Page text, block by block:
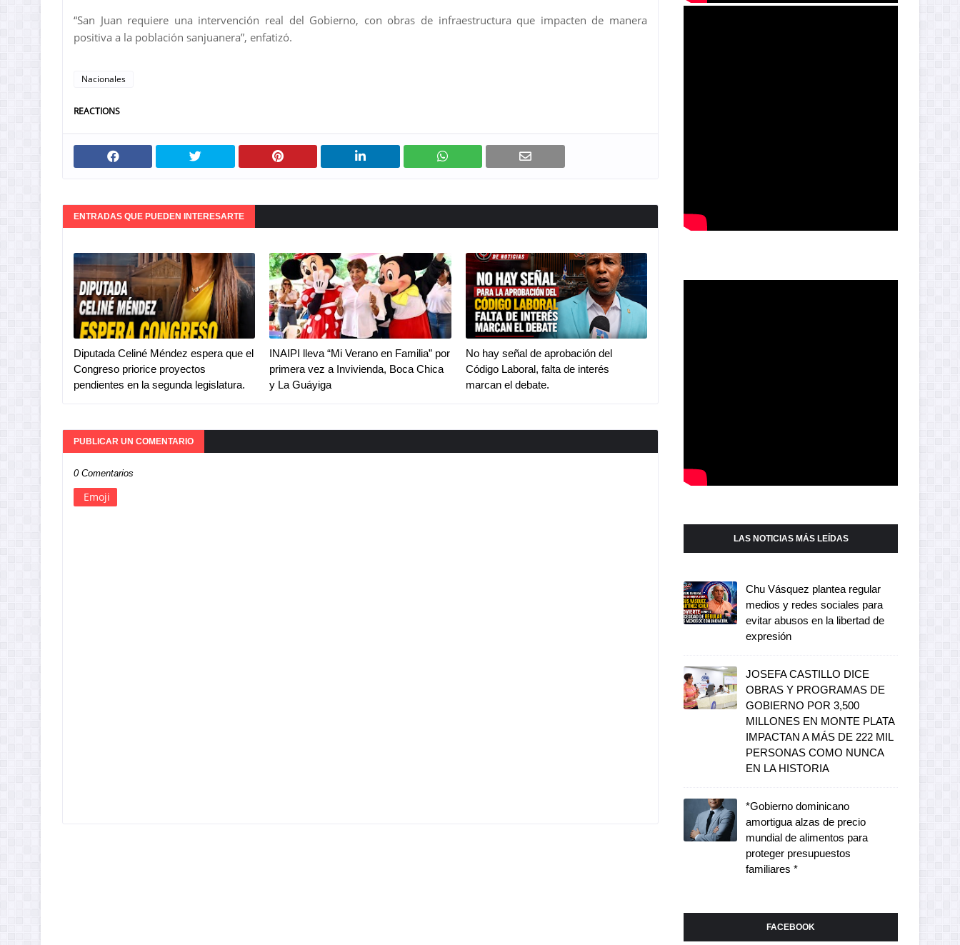
“San Juan requiere una intervención real del Gobierno, con obras de infraestructura que impacten de manera
positiva a la población sanjuanera”, enfatizó.
Nacionales
REACTIONS
ENTRADAS QUE PUEDEN INTERESARTE
Diputada Celiné Méndez espera que el
Congreso priorice proyectos
pendientes en la segunda legislatura.
INAIPI lleva “Mi Verano en Familia” por
primera vez a Invivienda, Boca Chica
y La Guáyiga
No hay señal de aprobación del
Código Laboral, falta de interés
marcan el debate.
PUBLICAR UN COMENTARIO
0 Comentarios
Emoji
LAS NOTICIAS MÁS LEÍDAS
Chu Vásquez plantea regular
medios y redes sociales para
evitar abusos en la libertad de
expresión
JOSEFA CASTILLO DICE
OBRAS Y PROGRAMAS DE
GOBIERNO POR 3,500
MILLONES EN MONTE PLATA
IMPACTAN A MÁS DE 222 MIL
PERSONAS COMO NUNCA
EN LA HISTORIA
*Gobierno dominicano
amortigua alzas de precio
mundial de alimentos para
proteger presupuestos
familiares *
FACEBOOK